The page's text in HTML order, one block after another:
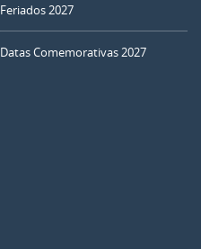
Feriados 2027
Datas Comemorativas 2027